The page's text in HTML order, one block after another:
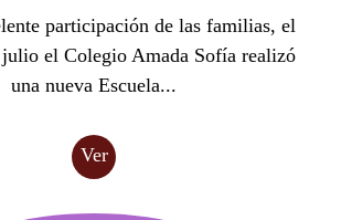
participación de las familias, el
julio el Colegio Amada Sofía realizó
una nueva Escuela...
Ver